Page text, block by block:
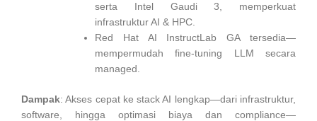
serta Intel Gaudi 3, memperkuat
infrastruktur AI & HPC.
Red Hat AI InstructLab GA tersedia—
mempermudah fine‑tuning LLM secara
managed.
Dampak: Akses cepat ke stack AI lengkap—dari infrastruktur,
software, hingga optimasi biaya dan compliance—